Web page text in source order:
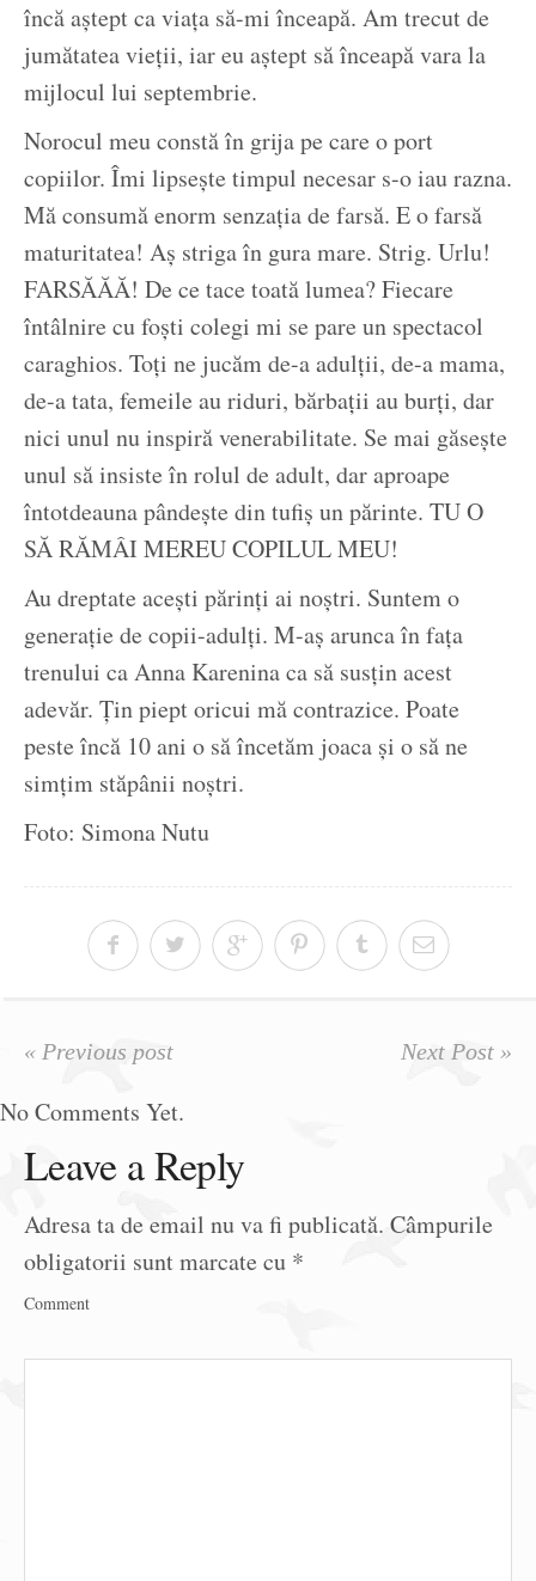
încă aștept ca viața să-mi înceapă. Am trecut de
jumătatea vieții, iar eu aștept să înceapă vara la
mijlocul lui septembrie.
Norocul meu constă în grija pe care o port
copiilor. Îmi lipsește timpul necesar s-o iau razna.
Mă consumă enorm senzația de farsă. E o farsă
maturitatea! Aș striga în gura mare. Strig. Urlu!
FARSĂĂĂ! De ce tace toată lumea? Fiecare
întâlnire cu foști colegi mi se pare un spectacol
caraghios. Toți ne jucăm de-a adulții, de-a mama,
de-a tata, femeile au riduri, bărbații au burți, dar
nici unul nu inspiră venerabilitate. Se mai găsește
unul să insiste în rolul de adult, dar aproape
întotdeauna pândește din tufiș un părinte. TU O
SĂ RĂMÂI MEREU COPILUL MEU!
Au dreptate acești părinți ai noștri. Suntem o
generație de copii-adulți. M-aș arunca în fața
trenului ca Anna Karenina ca să susțin acest
adevăr. Țin piept oricui mă contrazice. Poate
peste încă 10 ani o să încetăm joaca și o să ne
simțim stăpânii noștri.
Foto: Simona Nutu
« Previous post Next Post »
No Comments Yet.
Leave a Reply
Adresa ta de email nu va fi publicată. Câmpurile
obligatorii sunt marcate cu *
Comment